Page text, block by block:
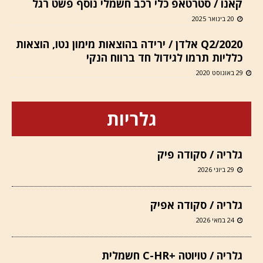
קאנו / סטרטאפ כלי רכב חשמלי נוסף פשט רגל
20 בינואר 2025
Q2/2020 אלדן / ירידה בהוצאות מימון נטו, הוצאות
כלליות תרמו לגידול חד ברווח הנקי
29 באוגוסט 2020
גלריות
גלריה / סקודה פיק
29 ביוני 2026
גלריה / סקודה אפיק
24 במאי 2026
גלריה / טויוטה +C-HR חשמלית